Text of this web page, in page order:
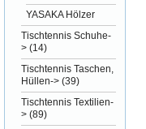
YASAKA Hölzer
Tischtennis Schuhe-
> (14)
Tischtennis Taschen,
Hüllen-> (39)
Tischtennis Textilien-
> (89)